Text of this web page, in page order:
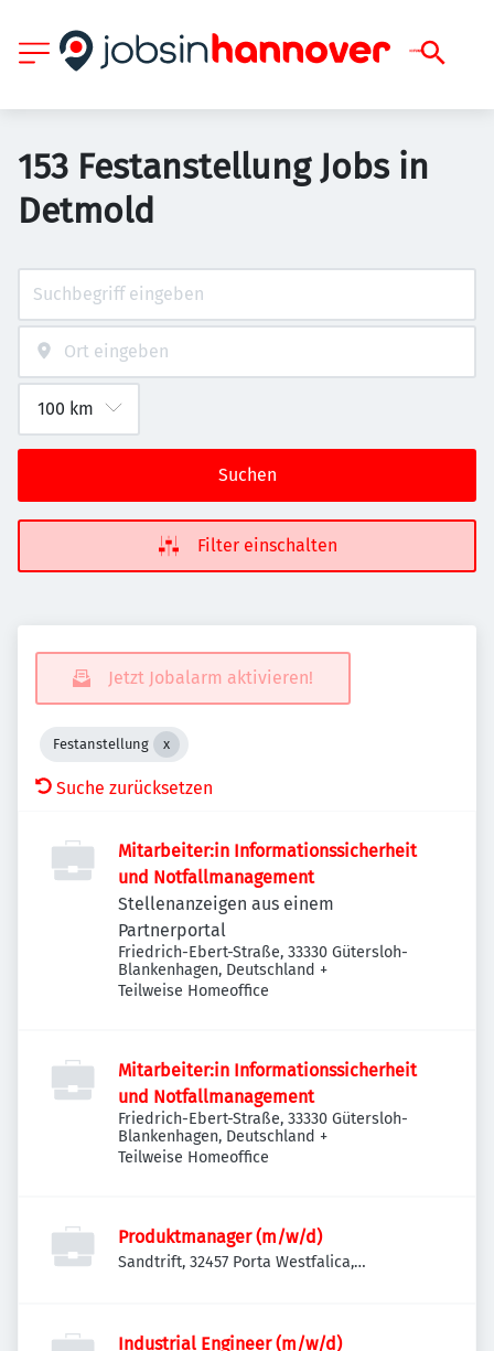
153 Festanstellung Jobs in
Detmold
Suchen
Filter einschalten
Jetzt Jobalarm aktivieren!
Festanstellung
Suche zurücksetzen
Mitarbeiter:in Informationssicherheit
und Notfallmanagement
Stellenanzeigen aus einem
Partnerportal
Friedrich-Ebert-Straße, 33330 Gütersloh-
Blankenhagen, Deutschland +
Teilweise Homeoffice
Mitarbeiter:in Informationssicherheit
und Notfallmanagement
Friedrich-Ebert-Straße, 33330 Gütersloh-
Blankenhagen, Deutschland +
Teilweise Homeoffice
Produktmanager (m/w/d)
Sandtrift, 32457 Porta Westfalica,
Industrial Engineer (m/w/d)